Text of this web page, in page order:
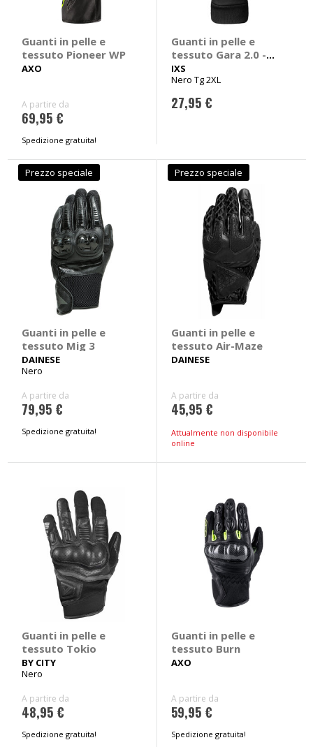
Guanti in pelle e
tessuto Pioneer WP
AXO
A partire da
69,95 €
Spedizione gratuita!
Guanti in pelle e
tessuto Gara 2.0 -
IXS
IXS
Nero Tg 2XL
27,95 €
Prezzo speciale
Guanti in pelle e
tessuto Mig 3
DAINESE
Nero
A partire da
79,95 €
Spedizione gratuita!
Prezzo speciale
Guanti in pelle e
tessuto Air-Maze
DAINESE
A partire da
45,95 €
Attualmente non disponibile
online
Guanti in pelle e
tessuto Tokio
BY CITY
Nero
A partire da
48,95 €
Spedizione gratuita!
Guanti in pelle e
tessuto Burn
AXO
A partire da
59,95 €
Spedizione gratuita!